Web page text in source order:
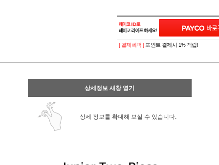
[ 결제혜택 ] 포인트 결제시 1% 적립!
상세정보 새창 열기
상세 정보를 확대해 보실 수 있습니다.